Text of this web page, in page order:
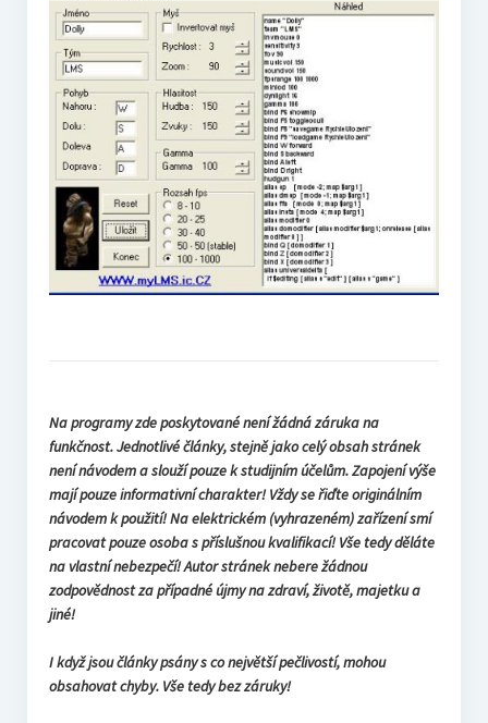
Na programy zde poskytované není žádná záruka na
funkčnost. Jednotlivé články, stejně jako celý obsah stránek
není návodem a slouží pouze k studijním účelům. Zapojení výše
mají pouze informativní charakter! Vždy se řiďte originálním
návodem k použití! Na elektrickém (vyhrazeném) zařízení smí
pracovat pouze osoba s příslušnou kvalifikací! Vše tedy děláte
na vlastní nebezpečí! Autor stránek nebere žádnou
zodpovědnost za případné újmy na zdraví, životě, majetku a
jiné!
I když jsou články psány s co největší pečlivostí, mohou
obsahovat chyby. Vše tedy bez záruky!